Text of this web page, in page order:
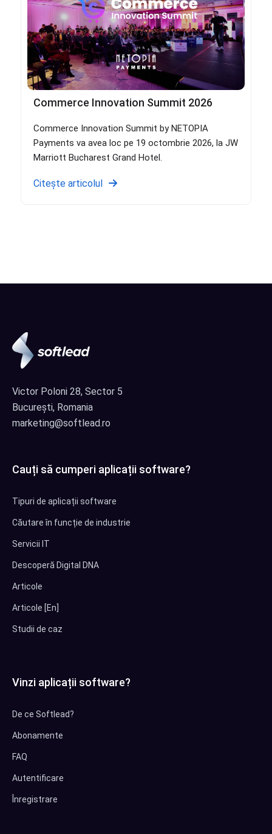
Commerce Innovation Summit 2026
Commerce Innovation Summit by NETOPIA
Payments va avea loc pe 19 octombrie 2026, la JW
Marriott Bucharest Grand Hotel.
Citește articolul
Victor Poloni 28, Sector 5
București, Romania
marketing@softlead.ro
Cauți să cumperi aplicații software?
Tipuri de aplicații software
Căutare în funcție de industrie
Servicii IT
Descoperă Digital DNA
Articole
Articole [En]
Studii de caz
Vinzi aplicații software?
De ce Softlead?
Abonamente
FAQ
Autentificare
Înregistrare